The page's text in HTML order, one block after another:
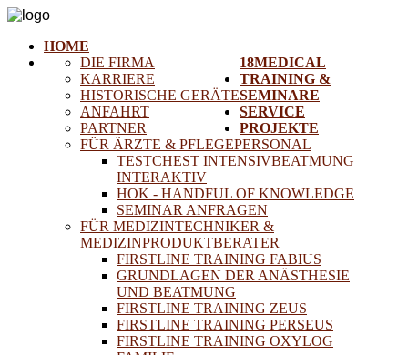
HOME
18MEDICAL
DIE FIRMA
KARRIERE
HISTORISCHE GERÄTE
ANFAHRT
PARTNER
TRAINING &
SEMINARE
FÜR ÄRZTE & PFLEGEPERSONAL
TESTCHEST INTENSIVBEATMUNG
INTERAKTIV
HOK - HANDFUL OF KNOWLEDGE
SEMINAR ANFRAGEN
FÜR MEDIZINTECHNIKER &
MEDIZINPRODUKTBERATER
FIRSTLINE TRAINING FABIUS
GRUNDLAGEN DER ANÄSTHESIE
UND BEATMUNG
FIRSTLINE TRAINING ZEUS
FIRSTLINE TRAINING PERSEUS
FIRSTLINE TRAINING OXYLOG
SERVICE
PROJEKTE